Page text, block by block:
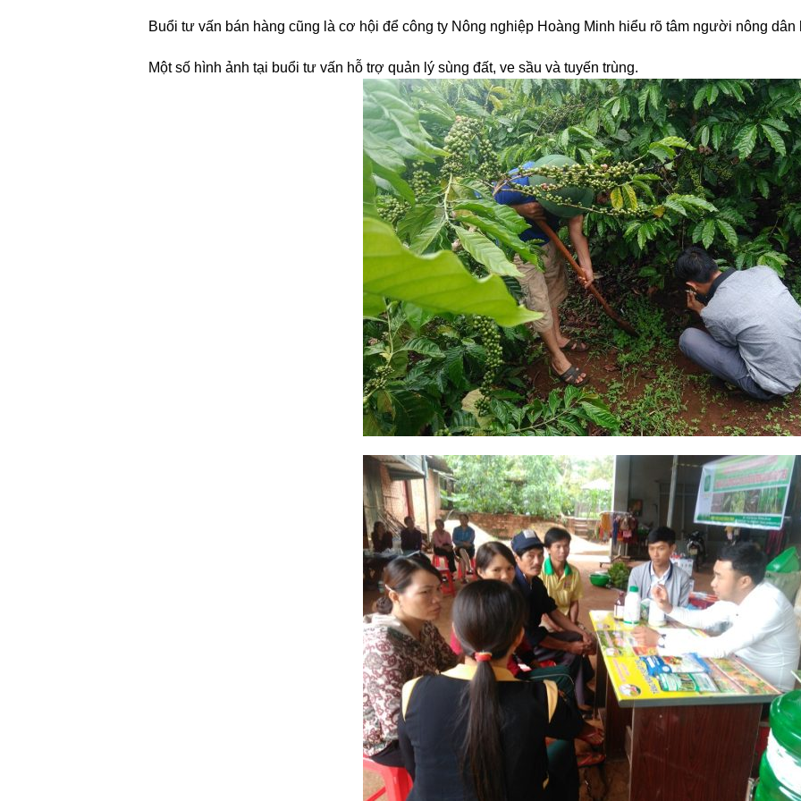
Buổi tư vấn bán hàng cũng là cơ hội để công ty Nông nghiệp Hoàng Minh hiểu rõ tâm người nông dân
Một số hình ảnh tại buổi tư vấn hỗ trợ quản lý sùng đất, ve sầu và tuyến trùng.